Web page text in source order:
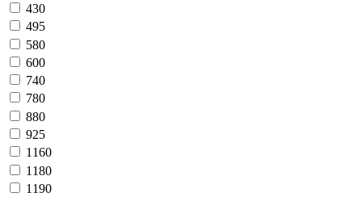
430
495
580
600
740
780
880
925
1160
1180
1190